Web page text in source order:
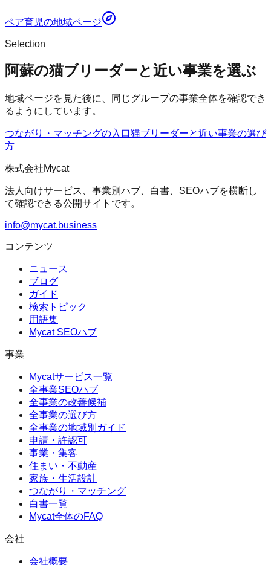
ペア育児の地域ページ
Selection
阿蘇の猫ブリーダーと近い事業を選ぶ
地域ページを見た後に、同じグループの事業全体を確認でき
るようにしています。
つながり・マッチングの入口猫ブリーダーと近い事業の選び
方
株式会社Mycat
法人向けサービス、事業別ハブ、白書、SEOハブを横断し
て確認できる公開サイトです。
info@mycat.business
コンテンツ
ニュース
ブログ
ガイド
検索トピック
用語集
Mycat SEOハブ
事業
Mycatサービス一覧
全事業SEOハブ
全事業の改善候補
全事業の選び方
全事業の地域別ガイド
申請・許認可
事業・集客
住まい・不動産
家族・生活設計
つながり・マッチング
白書一覧
Mycat全体のFAQ
会社
会社概要